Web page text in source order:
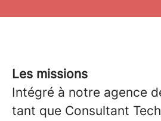
Les missions
Intégré à notre agence
tant que Consultant